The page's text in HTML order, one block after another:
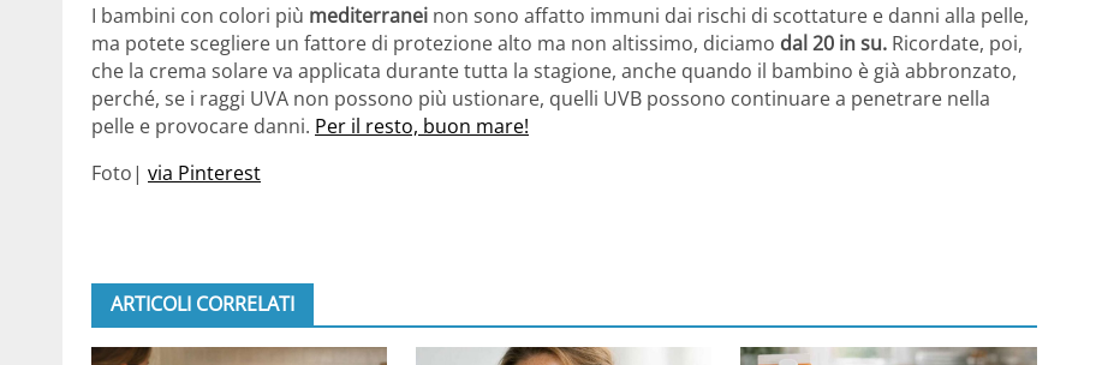
I bambini con colori più mediterranei non sono affatto immuni dai rischi di scottature e danni alla pelle,
ma potete scegliere un fattore di protezione alto ma non altissimo, diciamo dal 20 in su. Ricordate, poi,
che la crema solare va applicata durante tutta la stagione, anche quando il bambino è già abbronzato,
perché, se i raggi UVA non possono più ustionare, quelli UVB possono continuare a penetrare nella
pelle e provocare danni. Per il resto, buon mare!
Foto| via Pinterest
ARTICOLI CORRELATI